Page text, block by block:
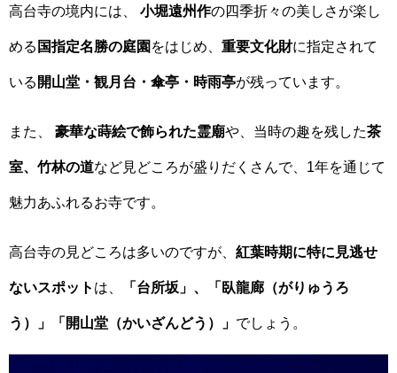
高台寺の境内には、 小堀遠州作の四季折々の美しさが楽し
める 国指定名勝の庭園 をはじめ、 重要文化財に指定されて
いる 開山堂・観月台・傘亭・時雨亭が残っています。
また、 豪華な蒔絵で飾られた霊廟や、当時の趣を残した茶
室、竹林の道など見どころが盛りだくさんで、1年を通じて
魅力あふれるお寺です。
高台寺の見どころは多いのですが、 紅葉時期に特に見逃せ
ないスポット は、 「台所坂」、「臥龍廊（がりゅうろ
う）」「開山堂（かいざんどう）」 でしょう。